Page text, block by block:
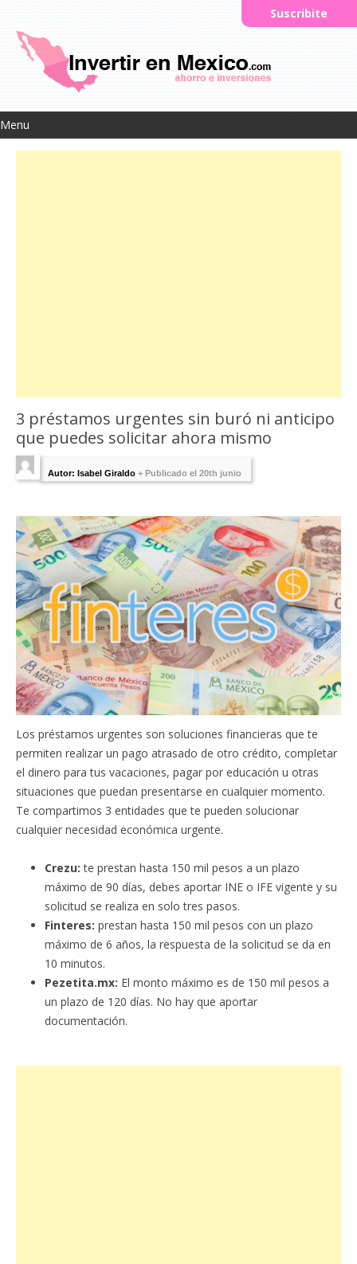
Menu
Suscribite
3 préstamos urgentes sin buró ni anticipo
que puedes solicitar ahora mismo
Autor: Isabel Giraldo + Publicado el 20th junio
Los préstamos urgentes son soluciones financieras que te
permiten realizar un pago atrasado de otro crédito, completar
el dinero para tus vacaciones, pagar por educación u otras
situaciones que puedan presentarse en cualquier momento.
Te compartimos 3 entidades que te pueden solucionar
cualquier necesidad económica urgente.
Crezu: te prestan hasta 150 mil pesos a un plazo
máximo de 90 días, debes aportar INE o IFE vigente y su
solicitud se realiza en solo tres pasos.
Finteres: prestan hasta 150 mil pesos con un plazo
máximo de 6 años, la respuesta de la solicitud se da en
10 minutos.
Pezetita.mx: El monto máximo es de 150 mil pesos a
un plazo de 120 días. No hay que aportar
documentación.